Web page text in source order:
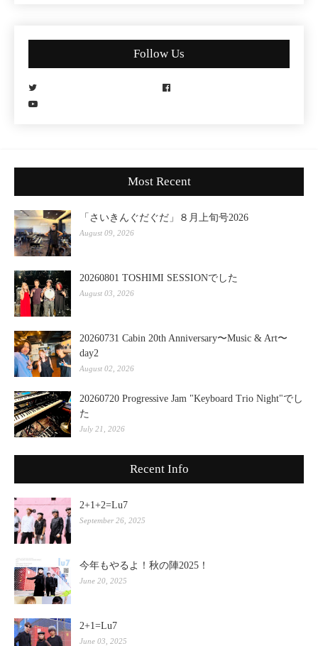
Follow Us
Most Recent
「さいきんぐだぐだ」８月上旬号2026
August 09, 2026
20260801 TOSHIMI SESSIONでした
August 03, 2026
20260731 Cabin 20th Anniversary〜Music & Art〜
day2
August 02, 2026
20260720 Progressive Jam "Keyboard Trio Night"でし
た
July 21, 2026
Recent Info
2+1+2=Lu7
September 26, 2025
今年もやるよ！秋の陣2025！
June 20, 2025
2+1=Lu7
June 03, 2025